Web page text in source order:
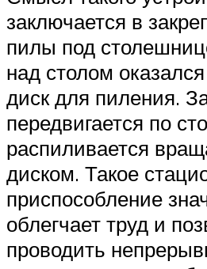
заключается в
пилы под
над столом
диск для пиления.
передвигается по
распиливается
диском. Такое
приспособление
облегчает труд и
проводить